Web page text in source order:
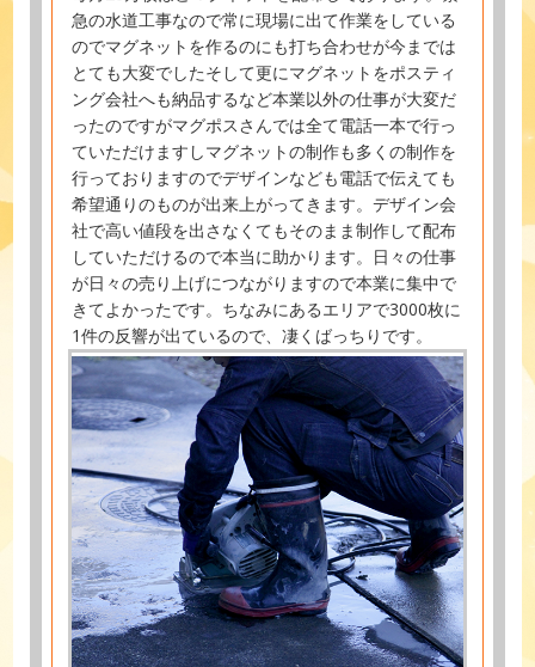
急の水道工事なので常に現場に出て作業をしている
のでマグネットを作るのにも打ち合わせが今までは
とても大変でしたそして更にマグネットをポスティ
ング会社へも納品するなど本業以外の仕事が大変だ
ったのですがマグポスさんでは全て電話一本で行っ
ていただけますしマグネットの制作も多くの制作を
行っておりますのでデザインなども電話で伝えても
希望通りのものが出来上がってきます。デザイン会
社で高い値段を出さなくてもそのまま制作して配布
していただけるので本当に助かります。日々の仕事
が日々の売り上げにつながりますので本業に集中で
きてよかったです。ちなみにあるエリアで3000枚に
1件の反響が出ているので、凄くばっちりです。